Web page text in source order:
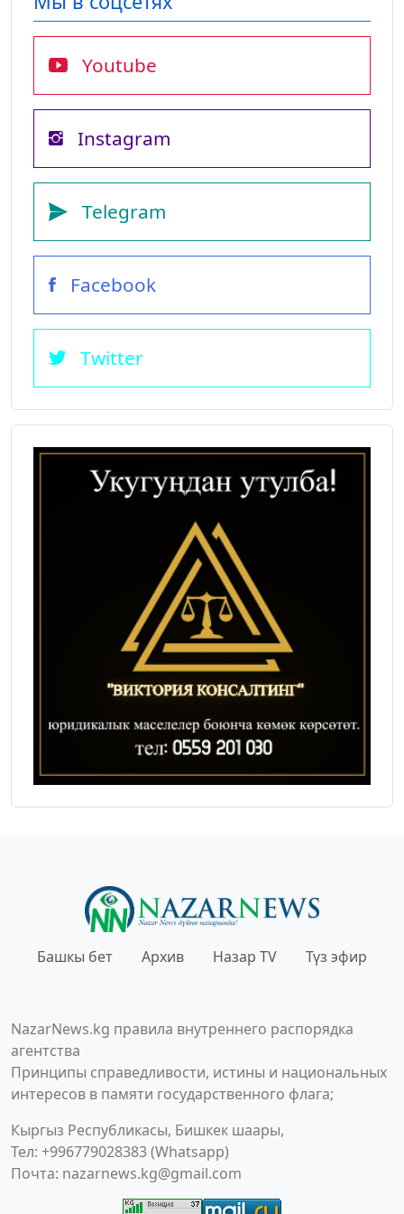
Youtube
Instagram
Telegram
Facebook
Twitter
Башкы бет Архив Назар TV Түз эфир
NazarNews.kg правила внутреннего распорядка
агентства
Принципы справедливости, истины и национальных
интересов в памяти государственного флага;
Кыргыз Республикасы, Бишкек шаары,
Тел: +996779028383 (Whatsapp)
Почта: nazarnews.kg@gmail.com